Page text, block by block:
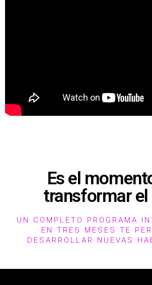
Es el
transformar el
UN COMPLETO PROGRAMA
EN TRES MESES TE
DESARROLLAR NUEVAS